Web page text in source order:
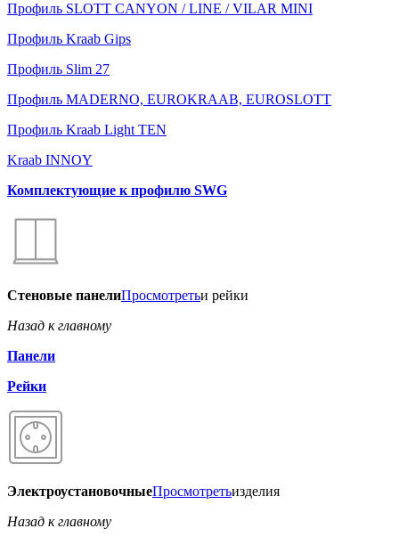
Профиль SLOTT CANYON / LINE / VILAR MINI
Профиль Kraab Gips
Профиль Slim 27
Профиль MADERNO, EUROKRAAB, EUROSLOTT
Профиль Kraab Light TEN
Kraab INNOY
Комплектующие к профилю SWG
Стеновые панелиПросмотретьи рейки
Назад к главному
Панели
Рейки
ЭлектроустановочныеПросмотретьизделия
Назад к главному